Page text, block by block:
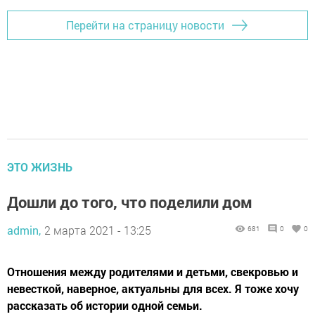
Перейти на страницу новости
ЭТО ЖИЗНЬ
Дошли до того, что поделили дом
admin, 2 марта 2021 - 13:25 681 0 0
Отношения между родителями и детьми, свекровью и
невесткой, наверное, актуальны для всех. Я тоже хочу
рассказать об истории одной семьи.